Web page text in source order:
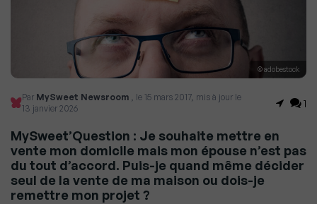
© adobestock
Par MySweet Newsroom , le 15 mars 2017, mis à jour le
13 janvier 2026
1
MySweet’Question : Je souhaite mettre en
vente mon domicile mais mon épouse n’est pas
du tout d’accord. Puis-je quand même décider
seul de la vente de ma maison ou dois-je
remettre mon projet ?